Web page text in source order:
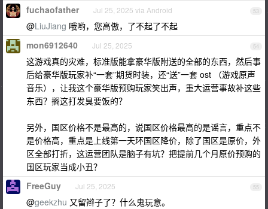
53
fuchaofather Jul 25, 2025 via Android
@LiuJiang 哦哟，您高傲，了不起了不起
54
mon6912640 Jul 25, 2025
这游戏真的灾难，标准版能拿豪华版附送的全部的东西，然后事
后给豪华版玩家补“一套”期货时装，还“送”一套 ost （游戏原声
音乐），让我这个豪华版预购玩家笑出声，重大运营事故补这些
东西？搁这打发臭要饭的？
另外，国区价格不是最高的，说国区价格最高的是谣言，重点不
是价格高，重点是上线第一天环国区降价，除了国区是原价，外
区全部打折，这运营团队是脑子有坑？把提前几个月原价预购的
国区玩家当成小丑？
55
FreeGuy Jul 25, 2025
@geekzhu 又留辫子了？什么鬼玩意。